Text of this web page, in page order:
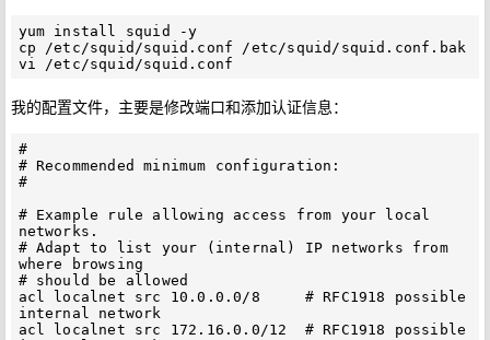
yum install squid -y
cp /etc/squid/squid.conf /etc/squid/squid.conf.bak
我的配置文件，主要是修改端口和添加认证信息：
#
# Recommended minimum configuration:
#
# Example rule allowing access from your local
networks.
# Adapt to list your (internal) IP networks from
where browsing
# should be allowed
acl localnet src 10.0.0.0/8     # RFC1918 possible
internal network
acl localnet src 172.16.0.0/12  # RFC1918 possible